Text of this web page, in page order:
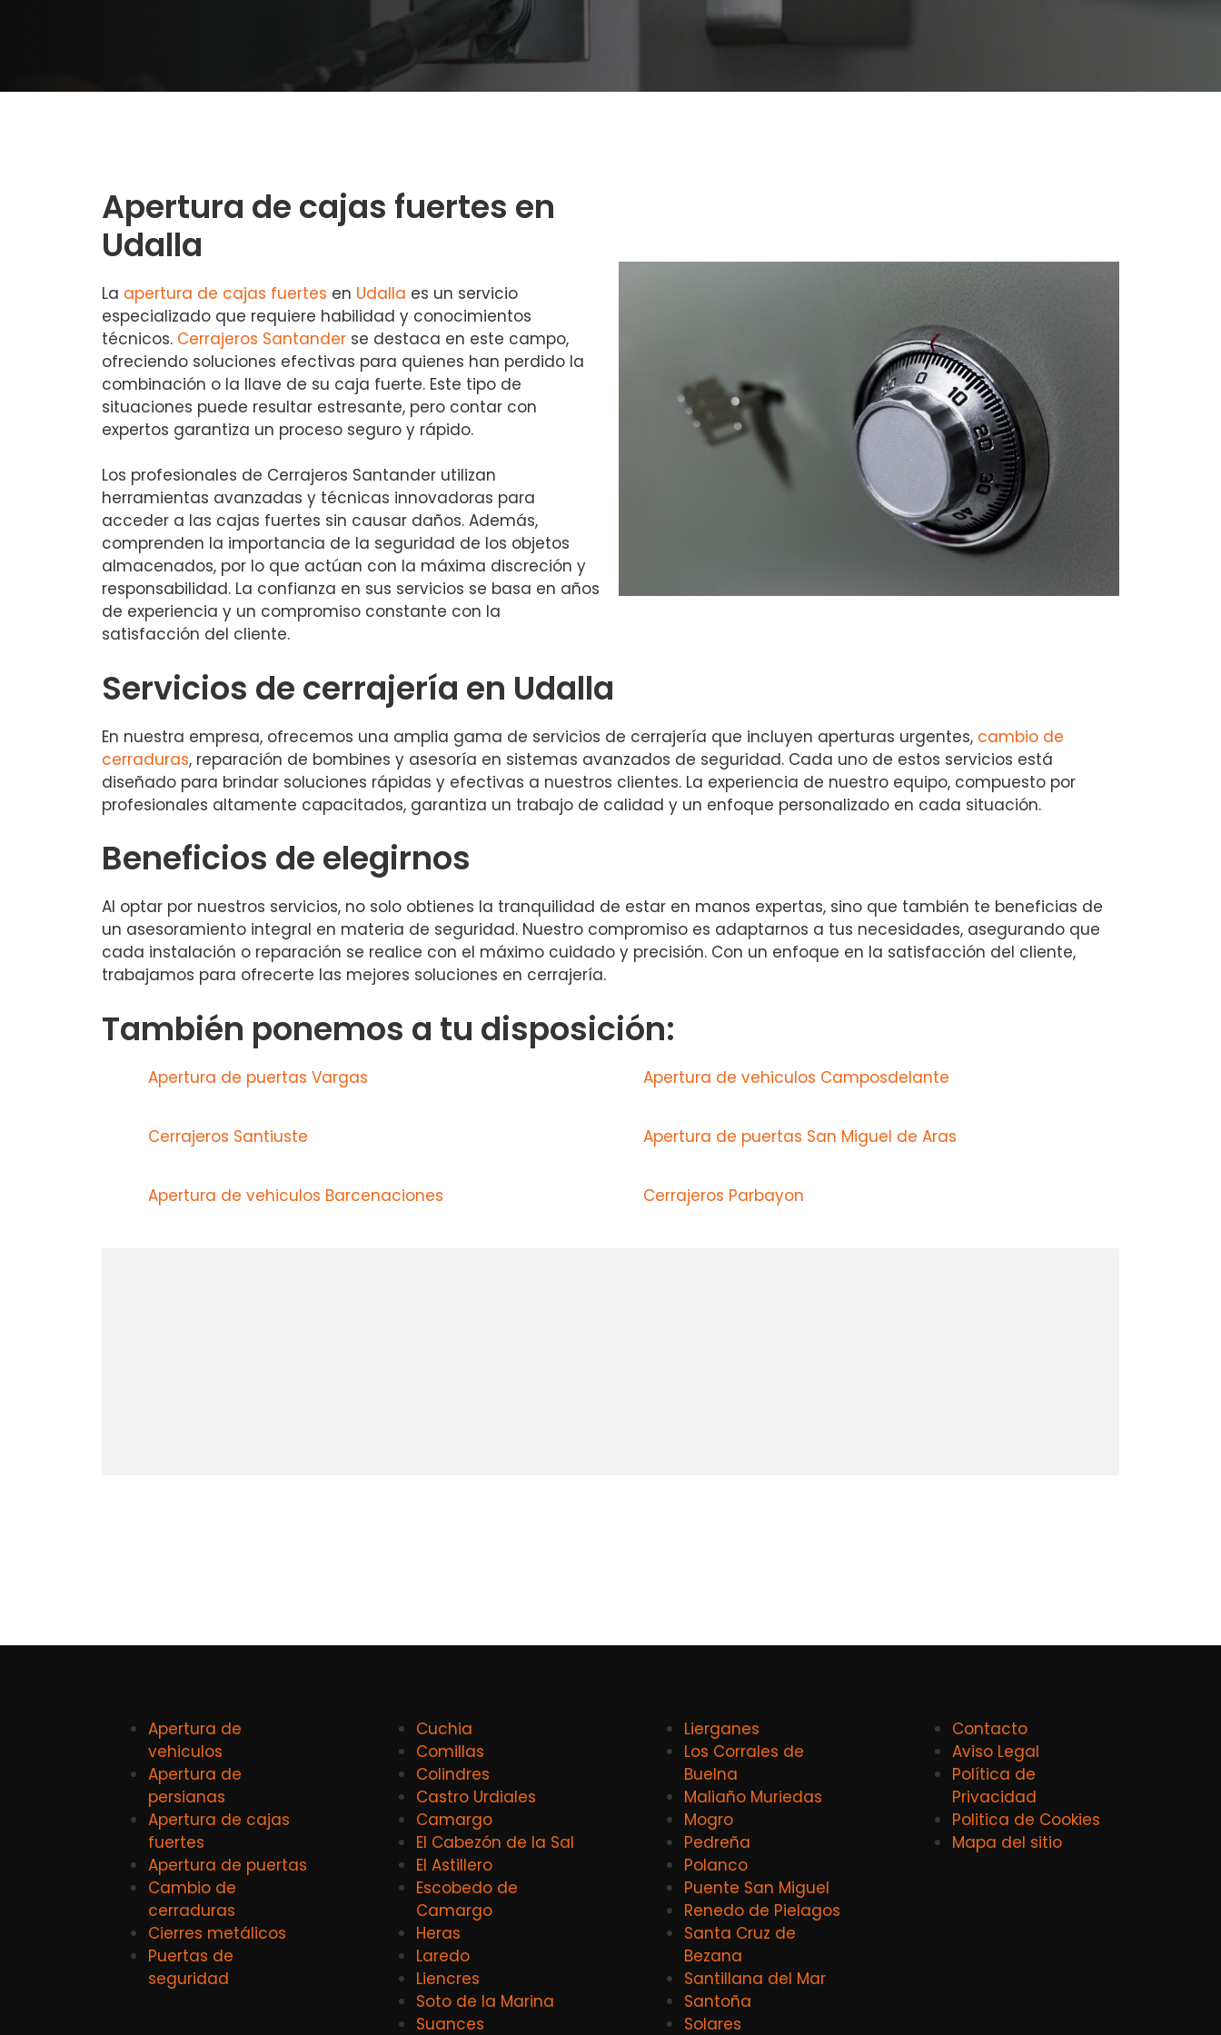
Apertura de cajas fuertes en
Udalla
La apertura de cajas fuertes en Udalla es un servicio
especializado que requiere habilidad y conocimientos
técnicos. Cerrajeros Santander se destaca en este campo,
ofreciendo soluciones efectivas para quienes han perdido la
combinación o la llave de su caja fuerte. Este tipo de
situaciones puede resultar estresante, pero contar con
expertos garantiza un proceso seguro y rápido.
Los profesionales de Cerrajeros Santander utilizan
herramientas avanzadas y técnicas innovadoras para
acceder a las cajas fuertes sin causar daños. Además,
comprenden la importancia de la seguridad de los objetos
almacenados, por lo que actúan con la máxima discreción y
responsabilidad. La confianza en sus servicios se basa en años
de experiencia y un compromiso constante con la
satisfacción del cliente.
Servicios de cerrajería en Udalla
En nuestra empresa, ofrecemos una amplia gama de servicios de cerrajería que incluyen aperturas urgentes, cambio de
cerraduras, reparación de bombines y asesoría en sistemas avanzados de seguridad. Cada uno de estos servicios está
diseñado para brindar soluciones rápidas y efectivas a nuestros clientes. La experiencia de nuestro equipo, compuesto por
profesionales altamente capacitados, garantiza un trabajo de calidad y un enfoque personalizado en cada situación.
Beneficios de elegirnos
Al optar por nuestros servicios, no solo obtienes la tranquilidad de estar en manos expertas, sino que también te beneficias de
un asesoramiento integral en materia de seguridad. Nuestro compromiso es adaptarnos a tus necesidades, asegurando que
cada instalación o reparación se realice con el máximo cuidado y precisión. Con un enfoque en la satisfacción del cliente,
trabajamos para ofrecerte las mejores soluciones en cerrajería.
También ponemos a tu disposición:
Apertura de puertas Vargas Apertura de vehiculos Camposdelante
Cerrajeros Santiuste Apertura de puertas San Miguel de Aras
Apertura de vehiculos Barcenaciones Cerrajeros Parbayon
Apertura de
vehiculos
Apertura de
persianas
Apertura de cajas
fuertes
Apertura de puertas
Cambio de
cerraduras
Cierres metálicos
Puertas de
seguridad
Cuchia
Comillas
Colindres
Castro Urdiales
Camargo
El Cabezón de la Sal
El Astillero
Escobedo de
Camargo
Heras
Laredo
Liencres
Soto de la Marina
Suances
Lierganes
Los Corrales de
Buelna
Maliaño Muriedas
Mogro
Pedreña
Polanco
Puente San Miguel
Renedo de Pielagos
Santa Cruz de
Bezana
Santillana del Mar
Santoña
Solares
Contacto
Aviso Legal
Política de
Privacidad
Politica de Cookies
Mapa del sitio